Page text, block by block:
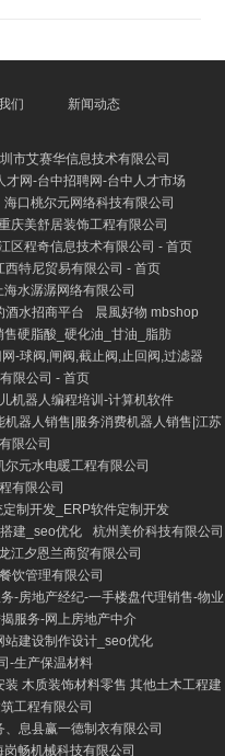
们 新闻动态
市艾赛华信息技术有限公司
才网-台中招聘网-台中人才市场
海口桃尔元网络科技有限公司
庆美舒居装饰工程有限公司
区程奇信息技术有限公司 - 首页
西特尼贸易有限公司 - 首页
海水潺潺网络有限公司
酒水招商平台
晨風好物 mbshop
硬脂酸_硬化油_甘油_脂肪
-球阀,闸阀,截止阀,止回阀,过滤器
限公司 - 首页
机器人编程培训-计算机软件
器人销售|服务消费机器人销售|江苏
限公司
元水电暖工程有限公司
有限公司
制开发_ERP软件定制开发
建_seo优化
杭州美价科技有限公司
江夕恩兰商贸有限公司
饮管理有限公司
-房地产经纪-一手楼盘代理销售-物业
服务-网上房地产中介
建设制作设计_seo优化
-生产保温材料
木质装饰材料零售 其他土木工程建
工程有限公司
息县赢一德制衣有限公司
岗畅机械科技有限公司